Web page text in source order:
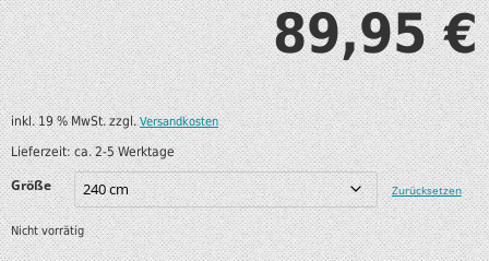
89,95€
inkl. 19 % MwSt. zzgl.Versandkosten
Lieferzeit:ca. 2-5 Werktage
Größe Zurücksetzen
Nicht vorrätig